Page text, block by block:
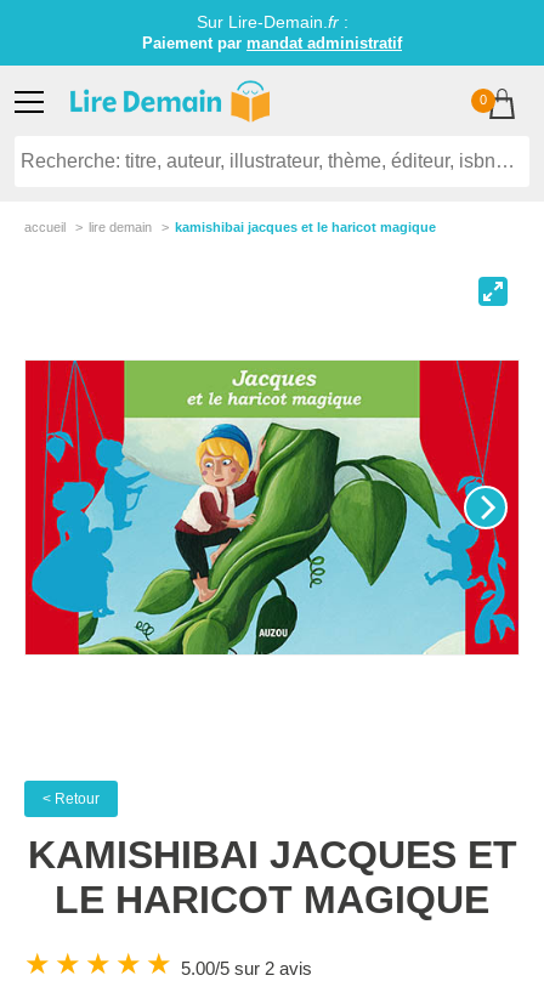
Sur Lire-Demain. fr:
Paiement par mandat administratif
0
accueil lire demain kamishibai jacques et le haricot magique
< Retour
KAMISHIBAI JACQUES ET
LE HARICOT MAGIQUE
★ ★ ★ ★ ★ 5.00/5 sur 2 avis